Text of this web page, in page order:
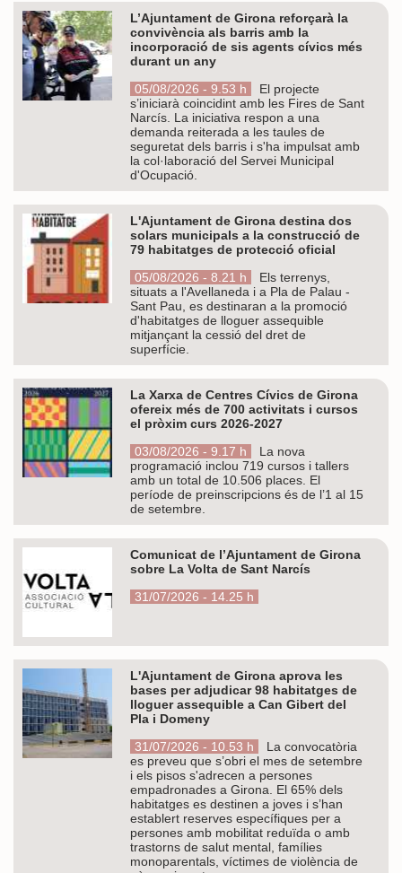
L’Ajuntament de Girona reforçarà la
convivència als barris amb la
incorporació de sis agents cívics més
durant un any
05/08/2026 - 9.53 h
El projecte
s’iniciarà coincidint amb les Fires de Sant
Narcís. La iniciativa respon a una
demanda reiterada a les taules de
seguretat dels barris i s'ha impulsat amb
la col·laboració del Servei Municipal
d'Ocupació.
L'Ajuntament de Girona destina dos
solars municipals a la construcció de
79 habitatges de protecció oficial
05/08/2026 - 8.21 h
Els terrenys,
situats a l'Avellaneda i a Pla de Palau -
Sant Pau, es destinaran a la promoció
d'habitatges de lloguer assequible
mitjançant la cessió del dret de
superfície.
La Xarxa de Centres Cívics de Girona
ofereix més de 700 activitats i cursos
el pròxim curs 2026-2027
03/08/2026 - 9.17 h
La nova
programació inclou 719 cursos i tallers
amb un total de 10.506 places. El
període de preinscripcions és de l’1 al 15
de setembre.
Comunicat de l’Ajuntament de Girona
sobre La Volta de Sant Narcís
31/07/2026 - 14.25 h
L'Ajuntament de Girona aprova les
bases per adjudicar 98 habitatges de
lloguer assequible a Can Gibert del
Pla i Domeny
31/07/2026 - 10.53 h
La convocatòria
es preveu que s’obri el mes de setembre
i els pisos s'adrecen a persones
empadronades a Girona. El 65% dels
habitatges es destinen a joves i s’han
establert reserves específiques per a
persones amb mobilitat reduïda o amb
trastorns de salut mental, famílies
monoparentals, víctimes de violència de